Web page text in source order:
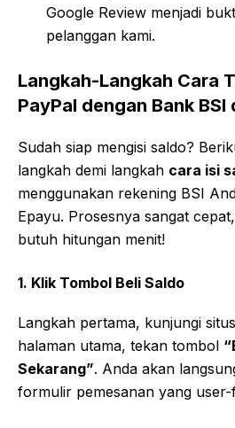
Google Review menjadi
pelanggan kami.
Langkah-Langkah Cara
PayPal dengan Bank BSI
Sudah siap mengisi saldo?
langkah demi langkah cara isi
menggunakan rekening BSI
Epayu. Prosesnya sangat
butuh hitungan menit!
1. Klik Tombol Beli Saldo
Langkah pertama, kunjungi
halaman utama, tekan tombol
Sekarang”. Anda akan
formulir pemesanan yang user-